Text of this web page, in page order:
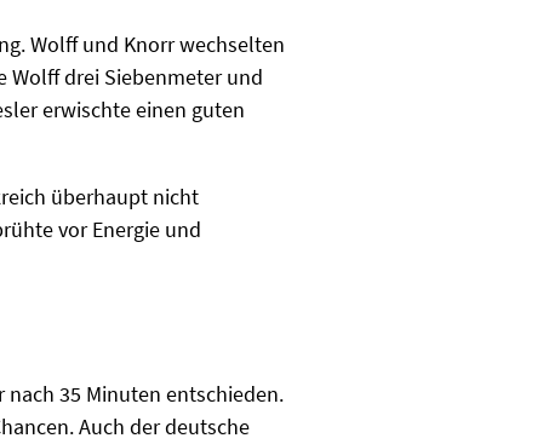
Wolff und Knorr wechselten
Wolff drei Siebenmeter und
erwischte einen guten
überhaupt nicht
vor Energie und
nach 35 Minuten entschieden.
Auch der deutsche